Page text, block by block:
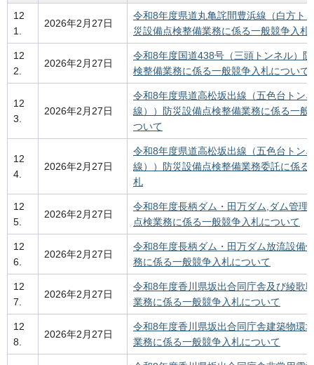
12
1.
2026年2月27日
令和8年度県道丸亀詫間豊浜線（白方ト
災設備点検整備業務に係る一般競争入札
12
2.
2026年2月27日
令和8年度国道438号（三頭トンネル）
検整備業務に係る一般競争入札について
12
3.
2026年2月27日
令和8年度県道高松坂出線（五色台トン
線））防災設備点検整備業務に係る一般
ついて
12
4.
2026年2月27日
令和8年度県道高松坂出線（五色台トン
線））防災設備点検整備業務委託に係る
札
12
5.
2026年2月27日
令和8年度長柄ダム・田万ダム,ダム管理
点検業務に係る一般競争入札について
12
6.
2026年2月27日
令和8年度長柄ダム・田万ダム放流設備
務に係る一般競争入札について
12
7.
2026年2月27日
令和8年度香川県坂出合同庁舎及び綾歌
業務に係る一般競争入札について
12
8.
2026年2月27日
令和8年度香川県坂出合同庁舎建築物環
業務に係る一般競争入札について